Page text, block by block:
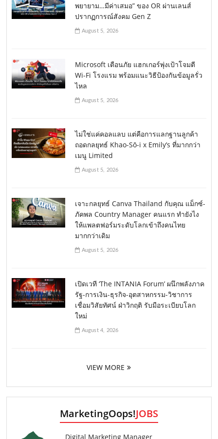
พยายาม…มีค่าเสมอ” ของ OR ผ่านเลนส์
ปรากฏการณ์สังคม Gen Z
August 5, 2026
Microsoft เตือนภัย แฮกเกอร์พุ่งเป้าโจมตี
Wi-Fi โรงแรม พร้อมแนะวิธีป้องกันข้อมูลรั่ว
ไหล
August 5, 2026
ไม่ใช่แค่คอลแลบ แต่คือการแลกฐานลูกค้า
ถอดกลยุทธ์ Khao-Sō-i x Emily’s ที่มากกว่า
เมนู Limited
August 5, 2026
เจาะกลยุทธ์ Canva Thailand กับคุณ แม็กซ์-
ภัคพล Country Manager คนแรก ทำยังไง
ให้แพลตฟอร์มระดับโลกเข้าถึงคนไทย
มากกว่าเดิม
August 5, 2026
เปิดเวที ‘The INTANIA Forum’ ผนึกพลังภาค
รัฐ-การเงิน-ธุรกิจ-อุตสาหกรรม-วิชาการ
เชื่อมวิสัยทัศน์ ฝ่าวิกฤติ รับมือระเบียบโลก
ใหม่
August 4, 2026
VIEW MORE
MarketingOops!JOBS
Digital Marketing Manager